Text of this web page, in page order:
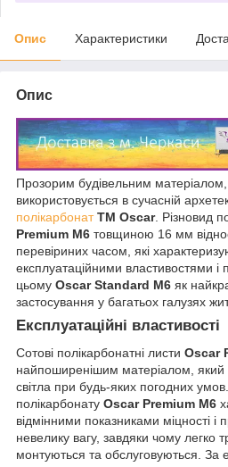
Опис Характеристики
Опис
Прозорим будівельним
використовується в сучасній
полікарбонат ТМ Oscar. Різновид
Premium M6 товщиною 16 мм
перевіриних часом, які
експлуатаційними властивостями
цьому Oscar Standard M6 як
застосування у багатьох галузях
Експлуатаційні властивості
Сотові полікарбонатні листи Oscar
найпоширенішим матеріалом,
світла при будь-яких погодних
полікарбонату Oscar Premium M6
відмінними показниками міцності і
невелику вагу, завдяки чому легко
монтуються та обслуговуються. За